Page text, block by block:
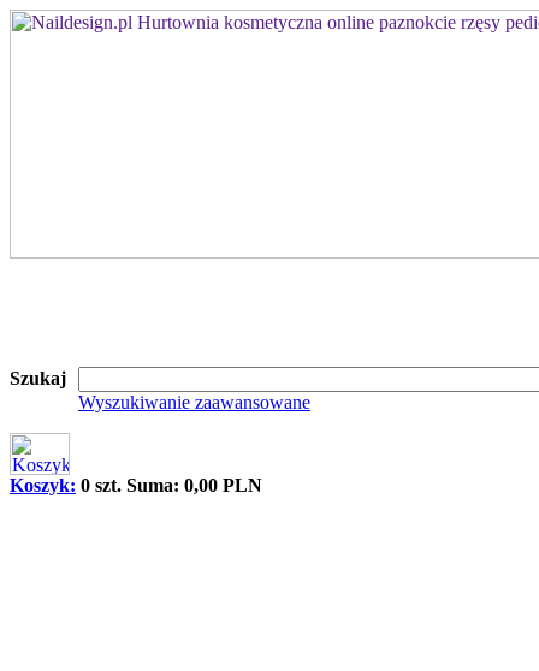
Szukaj
Wyszukiwanie zaawansowane
Koszyk: 0 szt. Suma: 0,00 PLN